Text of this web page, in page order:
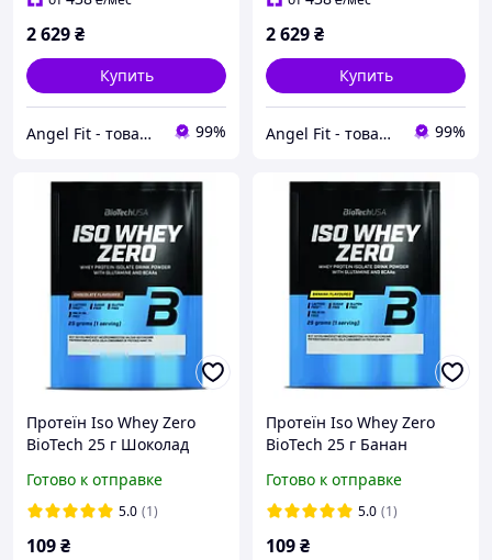
2 629₴
Купить
Angel Fit - товари для здоров'я, спорту та активного життя 99%
2 629₴
Купить
Angel Fit - товари для здоров'я, спорту та активного життя 99%
Протеїн Iso Whey Zero
BioTech 25 г Шоколад
Готово к отправке
5.0 (1)
109₴
Протеїн Iso Whey Zero
BioTech 25 г Банан
Готово к отправке
5.0 (1)
109₴